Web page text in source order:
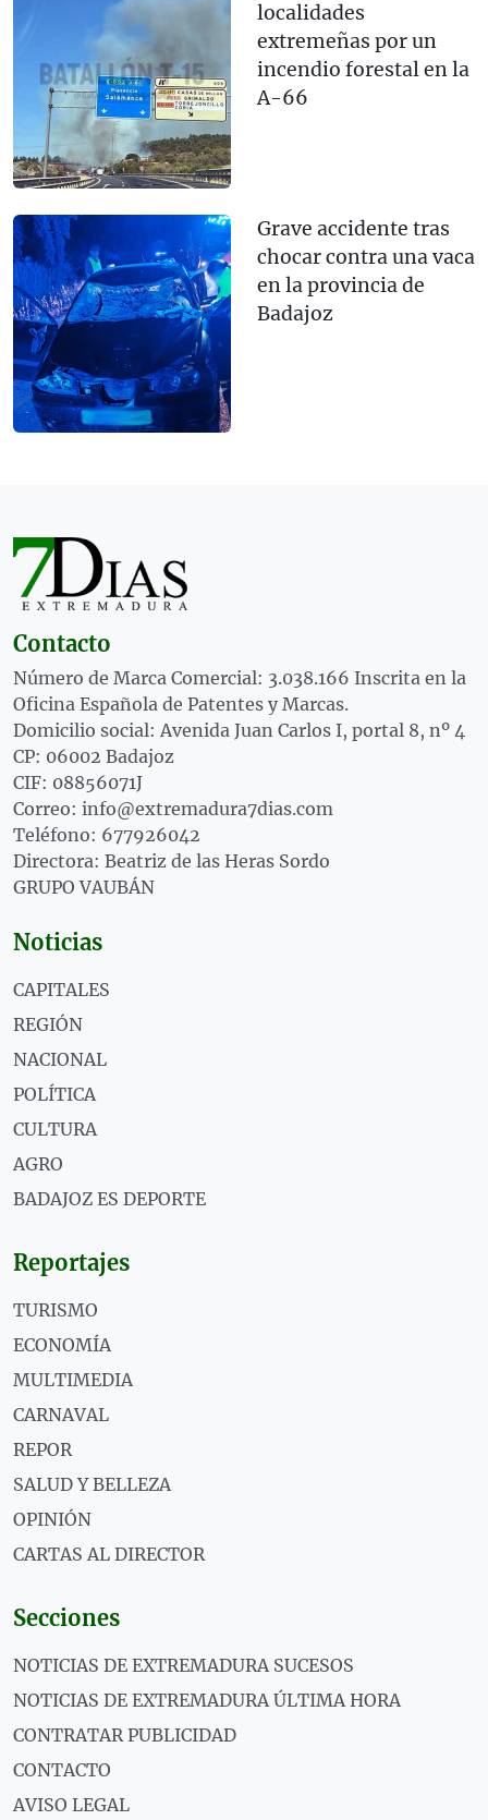
localidades
extremeñas por un
incendio forestal en la
A-66
Grave accidente tras
chocar contra una vaca
en la provincia de
Badajoz
Contacto
Número de Marca Comercial: 3.038.166 Inscrita en la
Oficina Española de Patentes y Marcas.
Domicilio social: Avenida Juan Carlos I, portal 8, nº 4
CP: 06002 Badajoz
CIF: 08856071J
Correo: info@extremadura7dias.com
Teléfono: 677926042
Directora: Beatriz de las Heras Sordo
GRUPO VAUBÁN
Noticias
CAPITALES
REGIÓN
NACIONAL
POLÍTICA
CULTURA
AGRO
BADAJOZ ES DEPORTE
Reportajes
TURISMO
ECONOMÍA
MULTIMEDIA
CARNAVAL
REPOR
SALUD Y BELLEZA
OPINIÓN
CARTAS AL DIRECTOR
Secciones
NOTICIAS DE EXTREMADURA SUCESOS
NOTICIAS DE EXTREMADURA ÚLTIMA HORA
CONTRATAR PUBLICIDAD
CONTACTO
AVISO LEGAL